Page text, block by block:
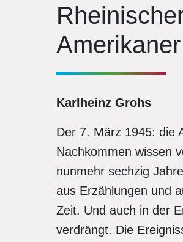
Karlheinz Grohs
Der 7. März 1945: die
Nachkommen wissen
nunmehr sechzig
aus Erzählungen und
Zeit. Und auch in der
verdrängt. Die